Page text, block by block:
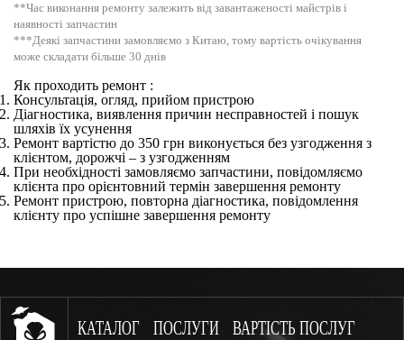
**Час виконання ремонту залежить від завантаженості майстрів і
наявності запчастин
***Деякі запчастини замовляємо з Китаю, тому вартість очікування
може складати більше 30 днів
Як проходить ремонт :
Консультація, огляд, прийом пристрою
Діагностика, виявлення причин несправностей і пошук
шляхів їх усунення
Ремонт вартістю до 350 грн виконується без узгодження з
клієнтом, дорожчі – з узгодженням
При необхідності замовляємо запчастини, повідомляємо
клієнта про орієнтовний термін завершення ремонту
Ремонт пристрою, повторна діагностика, повідомлення
клієнту про успішне завершення ремонту
КАТАЛОГ ПОСЛУГИ ВАРТІСТЬ ПОСЛУГ